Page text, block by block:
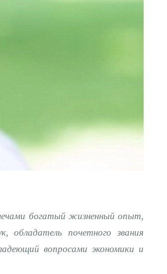
богатый жизненный опыт,
обладатель почетного звания
вопросами экономики и